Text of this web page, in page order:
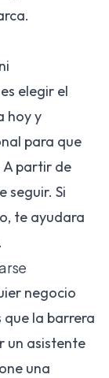
elegir el
hoy y
para que
A partir de
seguir. Si
te ayudara
.
negocio
que la barrera
un asistente
una